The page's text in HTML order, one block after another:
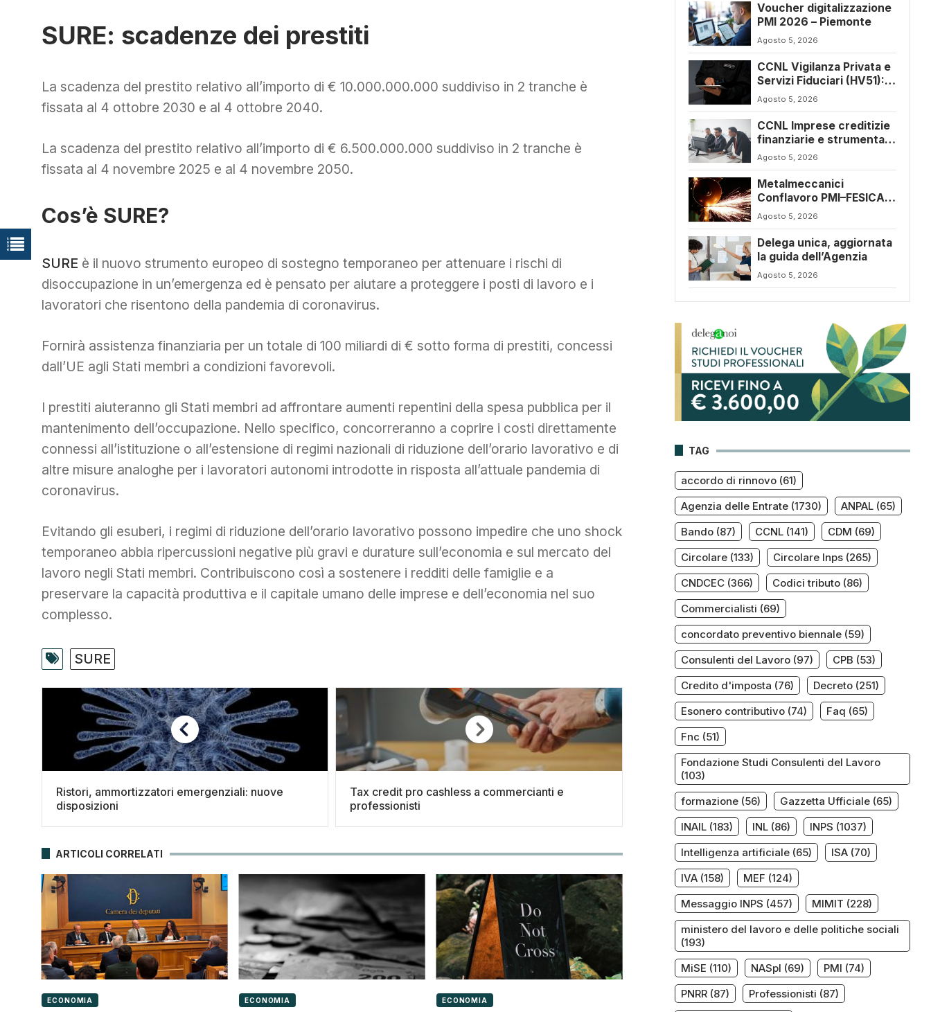
SURE: scadenze dei prestiti
La scadenza del prestito relativo all’importo di € 10.000.000.000 suddiviso in 2 tranche è
fissata al 4 ottobre 2030 e al 4 ottobre 2040.
La scadenza del prestito relativo all’importo di € 6.500.000.000 suddiviso in 2 tranche è
fissata al 4 novembre 2025 e al 4 novembre 2050.
Cos’è SURE?
SURE è il nuovo strumento europeo di sostegno temporaneo per attenuare i rischi di
disoccupazione in un’emergenza ed è pensato per aiutare a proteggere i posti di lavoro e i
lavoratori che risentono della pandemia di coronavirus.
Fornirà assistenza finanziaria per un totale di 100 miliardi di € sotto forma di prestiti, concessi
dall’UE agli Stati membri a condizioni favorevoli.
I prestiti aiuteranno gli Stati membri ad affrontare aumenti repentini della spesa pubblica per il
mantenimento dell’occupazione. Nello specifico, concorreranno a coprire i costi direttamente
connessi all’istituzione o all’estensione di regimi nazionali di riduzione dell’orario lavorativo e di
altre misure analoghe per i lavoratori autonomi introdotte in risposta all’attuale pandemia di
coronavirus.
Evitando gli esuberi, i regimi di riduzione dell’orario lavorativo possono impedire che uno shock
temporaneo abbia ripercussioni negative più gravi e durature sull’economia e sul mercato del
lavoro negli Stati membri. Contribuiscono così a sostenere i redditi delle famiglie e a
preservare la capacità produttiva e il capitale umano delle imprese e dell’economia nel suo
complesso.
SURE
Ristori, ammortizzatori emergenziali: nuove
disposizioni
Tax credit pro cashless a commercianti e
professionisti
ARTICOLI CORRELATI
ECONOMIA ECONOMIA ECONOMIA
Voucher digitalizzazione
PMI 2026 – Piemonte
Agosto 5, 2026
CCNL Vigilanza Privata e
Servizi Fiduciari (HV51):
siglato l’accordo di
Agosto 5, 2026
CCNL Imprese creditizie
finanziarie e strumentali
(J241): ulteriore
sospensione dei termini
a dicembre 2026
Agosto 5, 2026
Metalmeccanici
Conflavoro PMI–FESICA
CONFSAL (C053),
rinnovato il CCNL 2026-
2029: rafforzate tutele e
flessibilità organizzativa
Agosto 5, 2026
Delega unica, aggiornata
la guida dell’Agenzia
Agosto 5, 2026
TAG
accordo di rinnovo(61)
Agenzia delle Entrate(1730) ANPAL(65)
Bando(87) CCNL(141) CDM (69)
Circolare(133) Circolare Inps(265)
CNDCEC(366) Codici tributo(86)
Commercialisti (69)
concordato preventivo biennale(59)
Consulenti del Lavoro(97) CPB (53)
Credito d'imposta (76) Decreto(251)
Esonero contributivo(74) Faq (65)
Fnc (51)
Fondazione Studi Consulenti del Lavoro
(103)
formazione(56) Gazzetta Ufficiale(65)
INAIL(183) INL(86) INPS (1037)
Intelligenza artificiale(65) ISA(70)
IVA(158) MEF (124)
Messaggio INPS (457) MIMIT (228)
ministero del lavoro e delle politiche sociali
(193)
MiSE (110) NASpI (69) PMI (74)
PNRR(87) Professionisti (87)